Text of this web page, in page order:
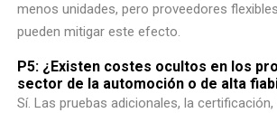
menos unidades, pero proveedores
pueden mitigar este efecto.
P5: ¿Existen costes ocultos en los
sector de la automoción o de alta
Sí. Las pruebas adicionales, la